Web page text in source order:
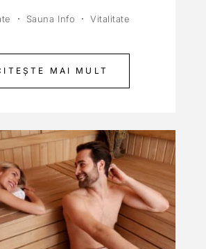
Sauna Info Vitalitate
MAI MULT